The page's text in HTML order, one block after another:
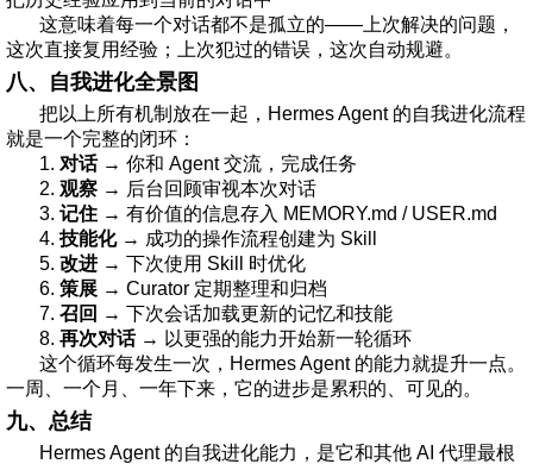
这意味着每一个对话都不是孤立的——上次解决的问题，
这次直接复用经验；上次犯过的错误，这次自动规避。
八、自我进化全景图
把以上所有机制放在一起，Hermes Agent 的自我进化流程
就是一个完整的闭环：
1. 对话→ 你和 Agent 交流，完成任务
2. 观察 → 后台回顾审视本次对话
3. 记住 → 有价值的信息存入 MEMORY.md / USER.md
4. 技能化→ 成功的操作流程创建为 Skill
5. 改进 → 下次使用 Skill 时优化
6. 策展 → Curator 定期整理和归档
7. 召回 → 下次会话加载更新的记忆和技能
8. 再次对话→ 以更强的能力开始新一轮循环
这个循环每发生一次，Hermes Agent 的能力就提升一点。
一周、一个月、一年下来，它的进步是累积的、可见的。
九、总结
Hermes Agent 的自我进化能力，是它和其他 AI 代理最根